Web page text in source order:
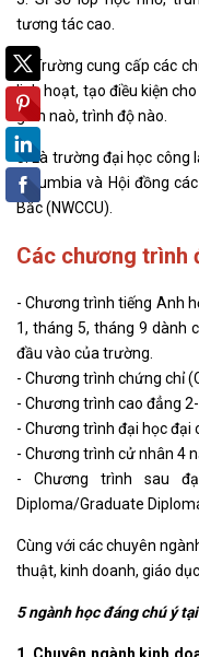
tương tác cao.
4. Trường cung cấp các
linh hoạt, tạo điều kiện
gian naò, trình độ nào.
5. Là trường đại học công
Columbia và Hội đồng
Bắc (NWCCU).
Các chương trình
- Chương trình tiếng Anh
1, tháng 5, tháng 9 dành
đầu vào của trường.
- Chương trình chứng chỉ
- Chương trình cao đẳng
- Chương trình đại học đại
- Chương trình cử nhân 4
- Chương trình sau
Diploma/Graduate
Cùng với các chuyên
thuật, kinh doanh, giáo
5 ngành học đáng chú ý